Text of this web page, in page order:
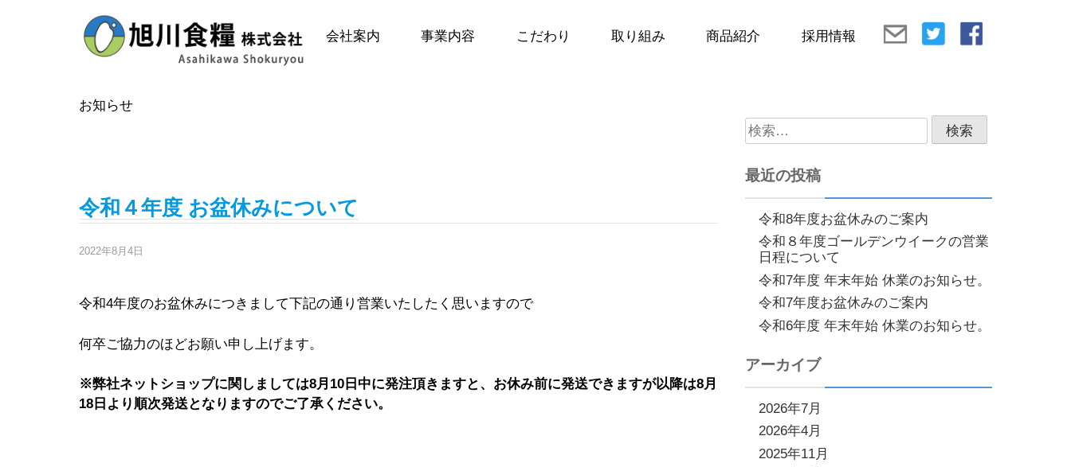
to
content
会社案内 事業内容 こだわり 取り組み 商品紹介 採用情報
お知らせ
令和４年度 お盆休みについて
2022年8月4日
令和4年度のお盆休みにつきまして下記の通り営業いたしたく思いますので
何卒ご協力のほどお願い申し上げます。
※弊社ネットショップに関しましては8月10日中に発注頂きますと、お休み前に発送できますが以降は8月
18日より順次発送となりますのでご了承ください。
検
索:
最近の投稿
令和8年度お盆休みのご案内
令和８年度ゴールデンウイークの営業
日程について
令和7年度 年末年始 休業のお知らせ。
令和7年度お盆休みのご案内
令和6年度 年末年始 休業のお知らせ。
アーカイブ
2026年7月
2026年4月
2025年11月